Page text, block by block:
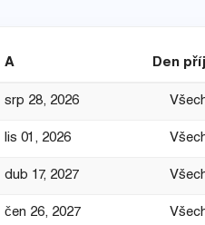
A Den
srp 28, 2026
lis 01, 2026
dub 17, 2027
čen 26, 2027